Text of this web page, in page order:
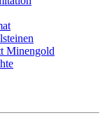
Minengold